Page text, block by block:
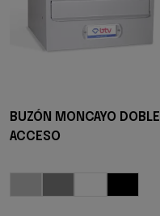
BUZÓN MONCAYO DOBLE
ACCESO